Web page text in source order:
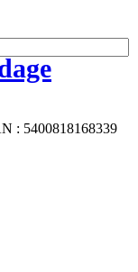
: 5400818168339